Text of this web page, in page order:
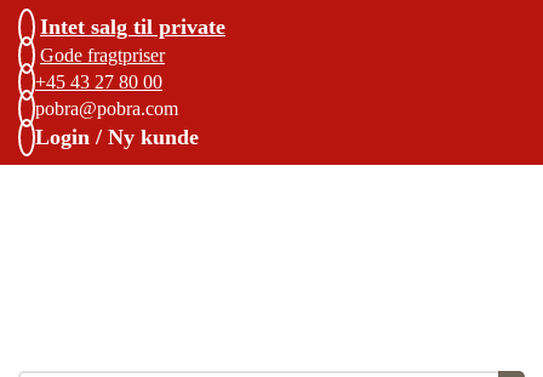
Intet salg til private
Gode fragtpriser
+45 43 27 80 00
pobra@pobra.com
Login / Ny kunde